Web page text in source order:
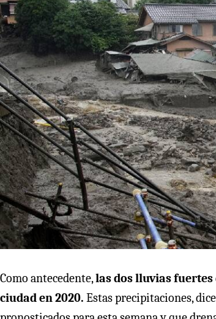
Como antecedente,las dos lluvias
ciudad en 2020. Estas precipitaciones,